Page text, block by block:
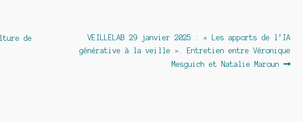
de
Article
suivant :
VEILLELAB 29 janvier 2025 : « Les apports de l’IA
générative à la veille ». Entretien entre Véronique
Mesguich et Natalie Maroun